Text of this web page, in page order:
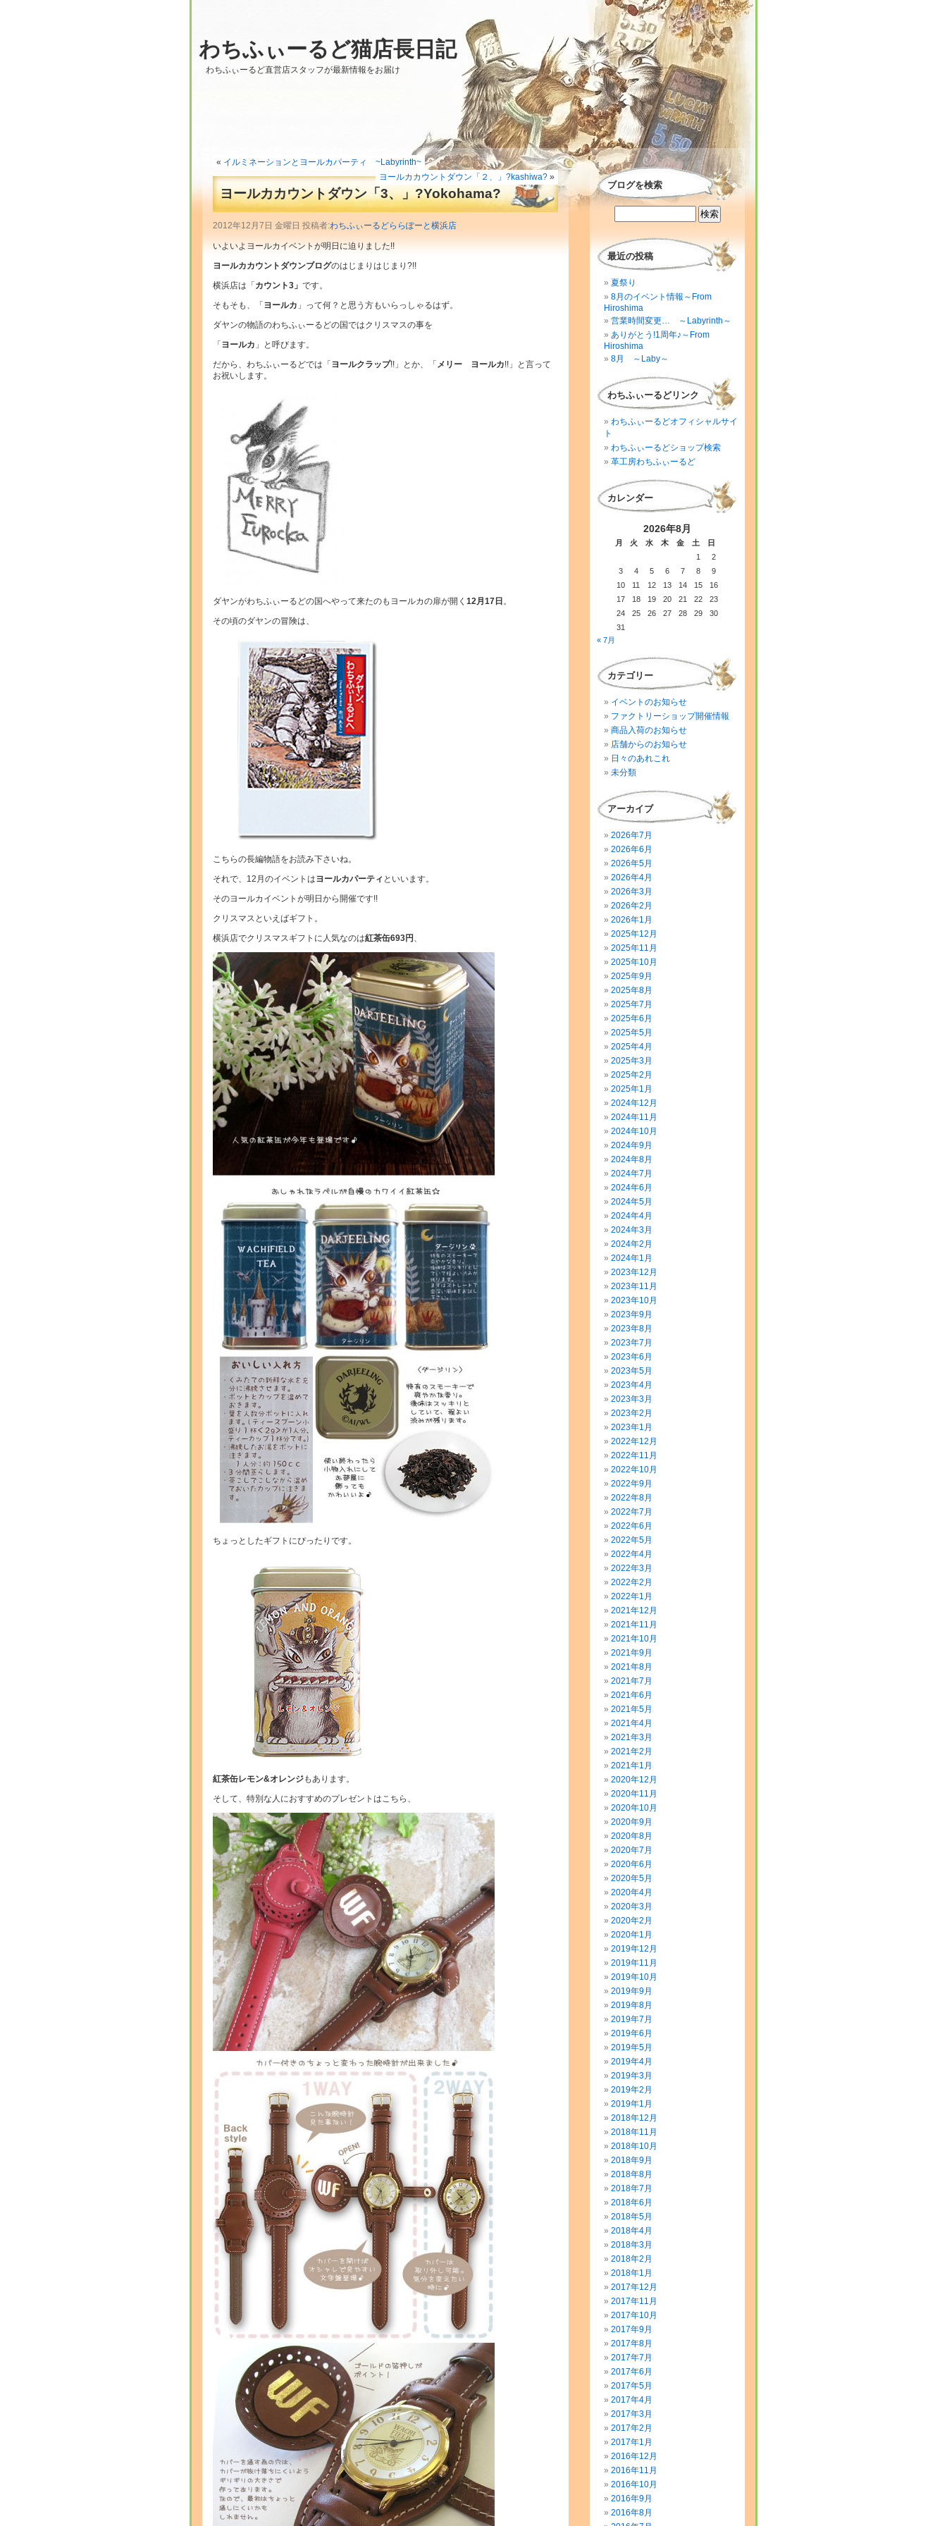
わちふぃーるど猫店長日記
わちふぃーるど直営店スタッフが最新情報をお届け
« イルミネーションとヨールカパーティ ~Labyrinth~
ヨールカカウントダウン「２、」?kashiwa? »
ヨールカカウントダウン「3、」?Yokohama?
2012年12月7日 金曜日 投稿者:わちふぃーるどららぽーと横浜店
いよいよヨールカイベントが明日に迫りました!!
ヨールカカウントダウンブログのはじまりはじまり?!!
横浜店は「 カウント3」 です。
そもそも、「 ヨールカ 」って何？と思う方もいらっしゃるはず。
ダヤンの物語のわちふぃーるどの国ではクリスマスの事を
「 ヨールカ 」と呼びます。
だから、わちふぃーるどでは「 ヨールクラップ!!」とか、「 メリー ヨールカ!!」と言って
お祝いします。
ダヤンがわちふぃーるどの国へやって来たのもヨールカの扉が開く 12月17日 。
その頃のダヤンの冒険は、
こちらの長編物語をお読み下さいね。
それで、12月のイベントはヨールカパーティ といいます。
そのヨールカイベントが明日から開催です!!
クリスマスといえばギフト。
横浜店でクリスマスギフトに人気なのは紅茶缶693円 、
ちょっとしたギフトにぴったりです。
紅茶缶レモン&オレンジもあります。
そして、特別な人におすすめのプレゼントはこちら、
ブログを検索
最近の投稿
夏祭り
8月のイベント情報～From
Hiroshima
営業時間変更… ～Labyrinth～
ありがとう!1周年♪～From
Hiroshima
8月 ～Laby～
わちふぃーるどリンク
わちふぃーるどオフィシャルサイ
ト
わちふぃーるどショップ検索
革工房わちふぃーるど
カレンダー
2026年8月
月 火 水 木 金 土
日
1
2
3
4 5 6 7 8
9
10
11 12 13 14 15
16
17
18 19 20 21 22
23
24
25 26 27 28 29
30
31
« 7月
カテゴリー
イベントのお知らせ
ファクトリーショップ開催情報
商品入荷のお知らせ
店舗からのお知らせ
日々のあれこれ
未分類
アーカイブ
2026年7月
2026年6月
2026年5月
2026年4月
2026年3月
2026年2月
2026年1月
2025年12月
2025年11月
2025年10月
2025年9月
2025年8月
2025年7月
2025年6月
2025年5月
2025年4月
2025年3月
2025年2月
2025年1月
2024年12月
2024年11月
2024年10月
2024年9月
2024年8月
2024年7月
2024年6月
2024年5月
2024年4月
2024年3月
2024年2月
2024年1月
2023年12月
2023年11月
2023年10月
2023年9月
2023年8月
2023年7月
2023年6月
2023年5月
2023年4月
2023年3月
2023年2月
2023年1月
2022年12月
2022年11月
2022年10月
2022年9月
2022年8月
2022年7月
2022年6月
2022年5月
2022年4月
2022年3月
2022年2月
2022年1月
2021年12月
2021年11月
2021年10月
2021年9月
2021年8月
2021年7月
2021年6月
2021年5月
2021年4月
2021年3月
2021年2月
2021年1月
2020年12月
2020年11月
2020年10月
2020年9月
2020年8月
2020年7月
2020年6月
2020年5月
2020年4月
2020年3月
2020年2月
2020年1月
2019年12月
2019年11月
2019年10月
2019年9月
2019年8月
2019年7月
2019年6月
2019年5月
2019年4月
2019年3月
2019年2月
2019年1月
2018年12月
2018年11月
2018年10月
2018年9月
2018年8月
2018年7月
2018年6月
2018年5月
2018年4月
2018年3月
2018年2月
2018年1月
2017年12月
2017年11月
2017年10月
2017年9月
2017年8月
2017年7月
2017年6月
2017年5月
2017年4月
2017年3月
2017年2月
2017年1月
2016年12月
2016年11月
2016年10月
2016年9月
2016年8月